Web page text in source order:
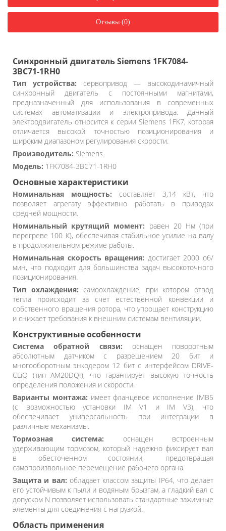
Отзывы (0)
Синхронный двигатель Siemens 1FK7084-
3BC71-1RH0
Тип устройства: сервопривод — высокодинамичный
синхронный двигатель с постоянными магнитами,
предназначенный для использования в современных
системах автоматизации и электропривода. Данный
электродвигатель относится к серии Siemens 1FK7, которая
отличается высокой точностью позиционирования и
широким диапазоном регулирования скорости.
Производитель: Siemens
Модель: 1FK7084-3BC71-1RH0
Основные характеристики
Номинальная мощность: составляет 3,14 кВт, что
позволяет агрегату эффективно работать в приводах
средней мощности.
Номинальный крутящий момент: равен 20 Нм (при
перегреве 100 К), обеспечивая стабильное усилие на валу
в продолжительном режиме работы.
Номинальная скорость вращения: достигает 2000 об/
мин, что подходит для большинства задач высокоточного
позиционирования.
Тип охлаждения: самоохлаждение, при котором отвод
тепла происходит за счет естественной конвекции и
собственного вращения ротора, что упрощает конструкцию
и снижает требования к внешним системам вентиляции.
Конструктивные особенности
Система обратной связи: оснащен поворотным
абсолютным датчиком с разрешением 20 бит и
многооборотным энкодером 12 бит с интерфейсом DRIVE-
CLiQ (тип AM20DQI), что гарантирует высокую точность
определения положения и скорости.
Варианты монтажа: имеет фланцевое исполнение IMB5
(с возможностью установки IM V1 и IM V3), что
обеспечивает универсальность при интеграции в
различные механизмы.
Тормозная система: оснащен встроенным
удерживающим тормозом, который надежно фиксирует вал
в обесточенном состоянии, предотвращая
самопроизвольное перемещение рабочего органа.
Защита и вал: обладает классом защиты IP64, что делает
его устойчивым к пыли и водяным брызгам, а гладкий вал с
допуском N позволяет использовать стандартные зажимные
элементы для соединения с нагрузкой.
Область применения